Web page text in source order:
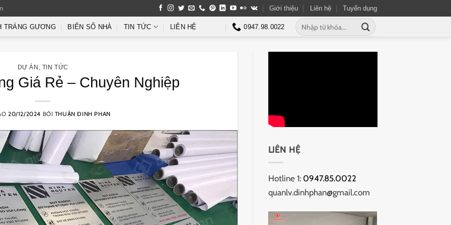
Giới thiệu Liên hệ Tuyển dụng
TRÁNG GƯƠNG BIỂN SỐ NHÀ TIN TỨC LIÊN HỆ 0947.98.0022
Tìm
kiếm:
DỰ ÁN TIN TỨC
Giá Rẻ – Chuyên Nghiệp
20/12/2024 BỞI THUẬN ĐINH PHAN
LIÊN HỆ
Hotline 1: 0947.85.0022
quanlv.dinhphan@gmail.com